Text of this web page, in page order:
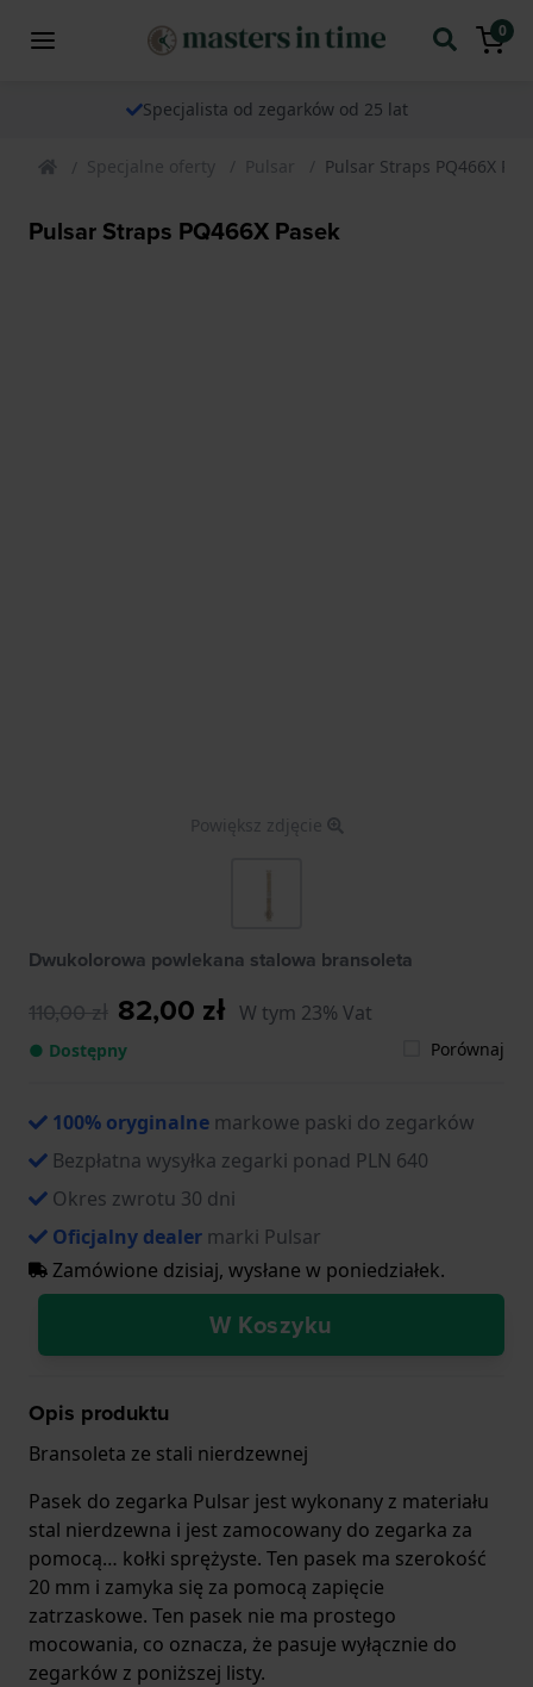
0
Specjalista od zegarków od 25 lat
Specjalne oferty Pulsar Pulsar Straps PQ466X
Pulsar Straps PQ466X Pasek
Powiększ zdjęcie
Dwukolorowa powlekana stalowa bransoleta
110,00 zł 82,00 zł W tym 23% Vat
● Dostępny Porównaj
100% oryginalne markowe paski do zegarków
Bezpłatna wysyłka zegarki ponad PLN 640
Okres zwrotu 30 dni
Oficjalny dealer marki Pulsar
Zamówione dzisiaj, wysłane w poniedziałek.
W Koszyku
Opis produktu
Bransoleta ze stali nierdzewnej
Pasek do zegarka Pulsar jest wykonany z materiału
stal nierdzewna i jest zamocowany do zegarka za
pomocą… kołki sprężyste. Ten pasek ma szerokość
20 mm i zamyka się za pomocą zapięcie
zatrzaskowe. Ten pasek nie ma prostego
mocowania, co oznacza, że pasuje wyłącznie do
zegarków z poniższej listy.